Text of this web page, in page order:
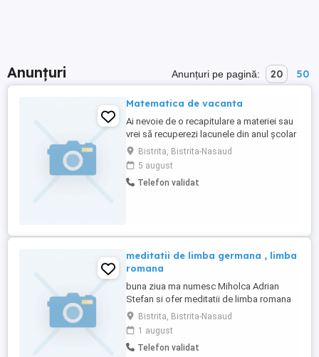
Anunțuri Anunțuri pe pagină: 20 50
Matematica de vacanta
Ai nevoie de o recapitulare a materiei sau
vrei să recuperezi lacunele din anul școlar
trecut? Hai să învățăm matematica pas cu
pas, într-un mod relaxat și eficient! Ce
oferim prin aceste ședințe: Evaluare
inițială gratuită: Identificăm exact
Bistrita, Bistrita-Nasaud
5 august
Telefon validat
meditatii de limba germana , limba
romana
buna ziua ma numesc Miholca Adrian
Stefan si ofer meditatii de limba romana
si limba germana pentru clasele de 5-12
Bistrita, Bistrita-Nasaud
1 august
Telefon validat